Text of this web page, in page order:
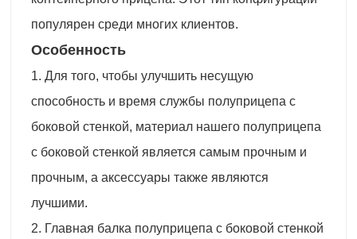
популярен среди многих клиентов.
Особенность
1. Для того, чтобы улучшить несущую
способность и время службы полуприцепа с
боковой стенкой, материал нашего полуприцепа
с боковой стенкой является самым прочным и
прочным, а аксессуары также являются
лучшими.
2. Главная балка полуприцепа с боковой стенкой